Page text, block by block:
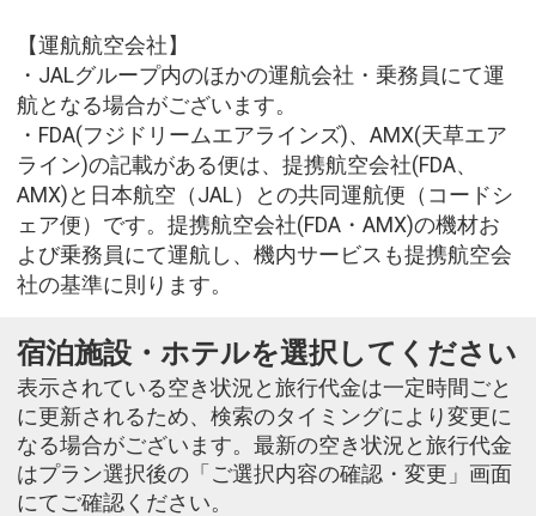
【運航航空会社】
・JALグループ内のほかの運航会社・乗務員にて運
航となる場合がございます。
・FDA(フジドリームエアラインズ)、AMX(天草エア
ライン)の記載がある便は、提携航空会社(FDA、
AMX)と日本航空（JAL）との共同運航便（コードシ
ェア便）です。提携航空会社(FDA・AMX)の機材お
よび乗務員にて運航し、機内サービスも提携航空会
社の基準に則ります。
宿泊施設・ホテルを選択してください
表示されている空き状況と旅行代金は一定時間ごと
に更新されるため、検索のタイミングにより変更に
なる場合がございます。最新の空き状況と旅行代金
はプラン選択後の「ご選択内容の確認・変更」画面
にてご確認ください。